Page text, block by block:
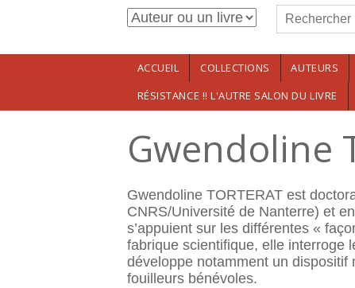
Aller au contenu principalFormulaire de
Rechercher
ACCUEIL COLLECTIONS AUTEURS
RÉSISTANCE !! L'AUTRE SALON DU LIVRE
Gwendoline
Gwendoline TORTERAT est
CNRS/Université de Nanterre) et
s’appuient sur les différentes «
fabrique scientifique, elle interroge
développe notamment un
fouilleurs bénévoles.